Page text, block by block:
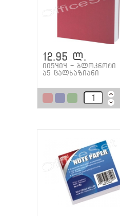
12.95 ლ.
005404 - ბლოკნოტი
ა5 ცალხაზიანი